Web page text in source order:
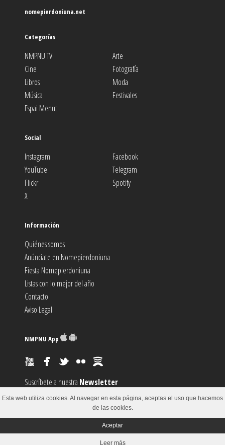
nomepierdoniuna.net
Categorías
NMPNU TV
Arte
Cine
Fotografía
Libros
Moda
Música
Festivales
Espai Menut
Social
Instagram
Facebook
YouTube
Telegram
Flickr
Spotify
X
Información
Quiénes somos
Anúnciate en Nomepierdoniuna
Fiesta Nomepierdoniuna
Listas con lo mejor del año
Contacto
Aviso Legal
NMPNU App
Suscríbete a nuestra Newsletter
Suscríbete al canalRSS
© 2002-2018
Esta web utiliza cookies. Al navegar en esta página, aceptas el uso que hacemos
de las cookies.
Aceptar
Leer más